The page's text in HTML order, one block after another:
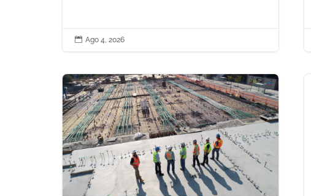
 Ago 4, 2026